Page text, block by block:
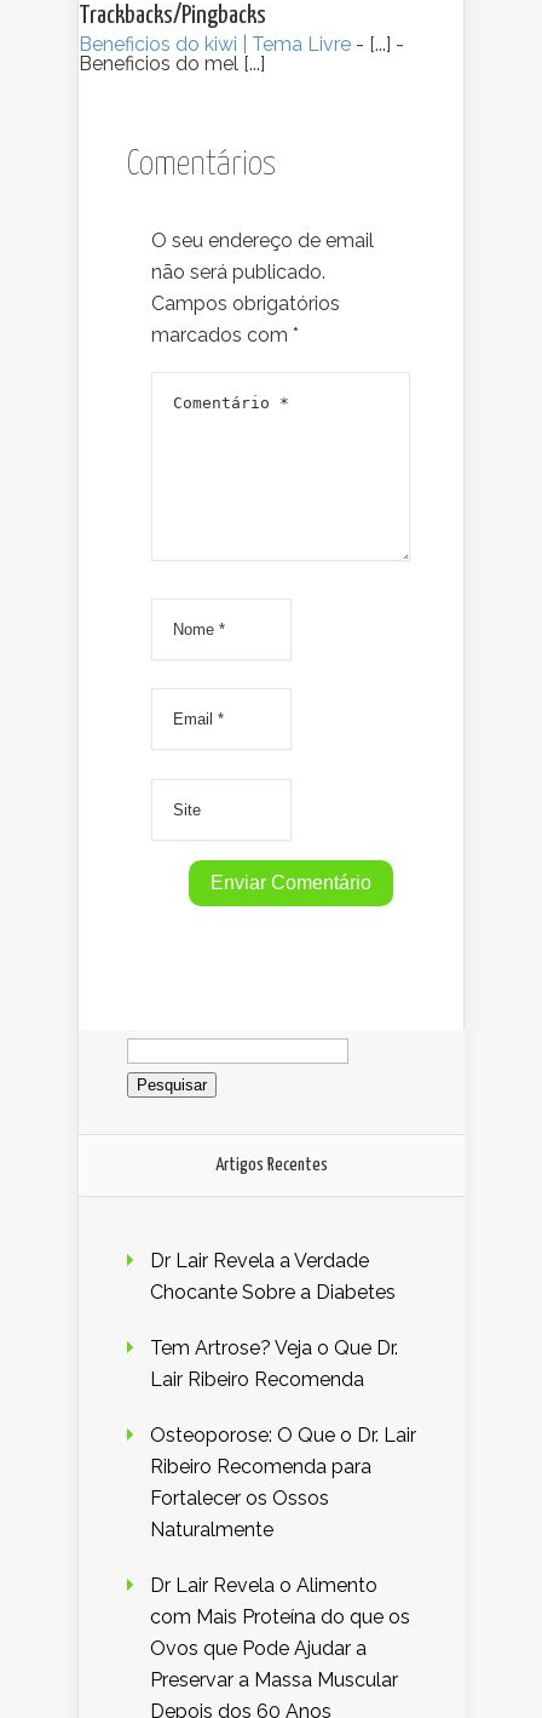
Trackbacks/Pingbacks
Beneficios do kiwi | Tema Livre - [...] -
Beneficios do mel [...]
Comentários
O seu endereço de email
não será publicado.
Campos obrigatórios
marcados com *
Pesquisar
por:
Artigos Recentes
Dr Lair Revela a Verdade
Chocante Sobre a Diabetes
Tem Artrose? Veja o Que Dr.
Lair Ribeiro Recomenda
Osteoporose: O Que o Dr. Lair
Ribeiro Recomenda para
Fortalecer os Ossos
Naturalmente
Dr Lair Revela o Alimento
com Mais Proteína do que os
Ovos que Pode Ajudar a
Preservar a Massa Muscular
Depois dos 60 Anos